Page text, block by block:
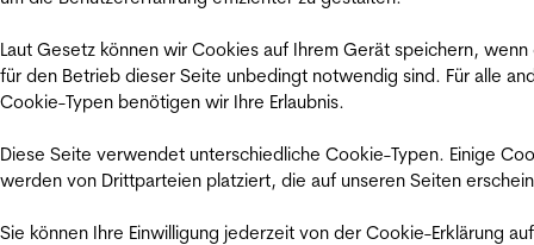
Laut Gesetz können wir Cookies auf Ihrem Gerät speichern, wenn
für den Betrieb dieser Seite unbedingt notwendig sind. Für alle
Cookie-Typen benötigen wir Ihre Erlaubnis.
Diese Seite verwendet unterschiedliche Cookie-Typen. Einige
werden von Drittparteien platziert, die auf unseren Seiten
Sie können Ihre Einwilligung jederzeit von der Cookie-Erklärung auf